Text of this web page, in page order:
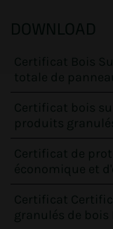
totale de
Certificat bois
produits
Certificat de
économique et
Certificat
granulés de bois